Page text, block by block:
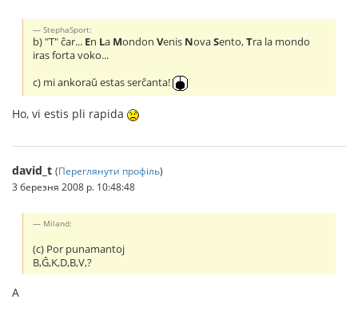
StephaSport:
b) "T" ĉar... En La MondonVenis NovaSento,Tra la mondo
iras forta voko...
c) mi ankoraŭ estas serĉanta!
Ho, vi estis pli rapida
david_t (Переглянути профіль)
3 березня 2008 р. 10:48:48
Miland:
(c) Por punamantoj
B,Ĝ,K,D,B,V,?
A